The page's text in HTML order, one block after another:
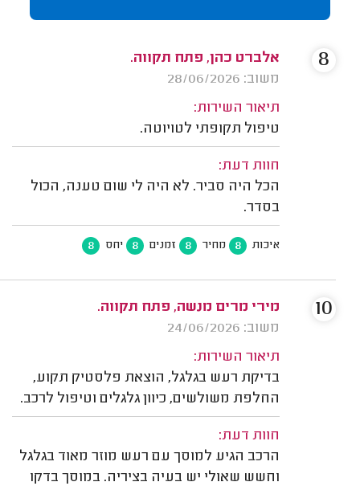
אלברט כהן, פתח תקווה.
משוב: 28/06/2026
תיאור השירות:
טיפול תקופתי לטויוטה.
חוות דעת:
הכל היה סביר. לא היה לי שום טענה, הכול
בסדר.
איכות 8 מחיר 8 זמנים 8 יחס 8
8
מירי מרים מנשה, פתח תקווה.
משוב: 24/06/2026
תיאור השירות:
בדיקת רעש בגלגל, הוצאת פלסטיק תקוע,
החלפת משולשים, כיוון גלגלים וטיפול לרכב.
חוות דעת:
הרכב הגיע למוסך עם רעש מוזר מאוד בגלגל
וחשש שאולי יש בעיה בציריה. במוסך בדקו
10